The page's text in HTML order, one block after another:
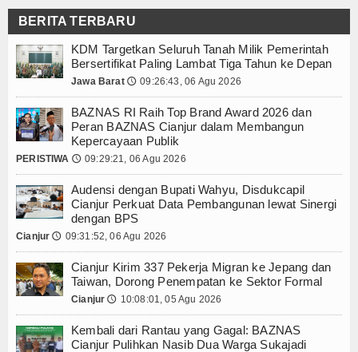
Hukum
Nasional
Pendidikan
Politik
Dunia Islam
Download
Gallery
Agenda
Forum
Register
Kembali dari Rantau yang Gagal:
Cianjur Kirim 337 Pekerja Migran ke
LKBH Abdullah Bin Nuh Resmi Berdiri, IAI
Isfhan Taufik Munggaran Tunjukkan Soal
Diskominfo Cianjur Tegaskan Pakta
Audensi dengan Bupati Wahyu,
BAZNAS RI Raih Top Brand Award 2026
KDM Targetkan Seluruh Tanah Milik
Kembali dari Rantau yang Gagal:
Cianjur Kirim 337 Pekerja Migran ke
LKBH Abdullah Bin Nuh Resmi Berdiri, IAI
Diskominfo Cianjur Tegaskan Pakta
DPRD Cianjur Percepat Proses APBD
Audensi dengan Bupati Wahyu,
BAZNAS RI Raih Top Brand Award 2026
BERITA TERBARU
KDM Targetkan Seluruh Tanah Milik Pemerintah
Bersertifikat Paling Lambat Tiga Tahun ke Depan
Jawa Barat 🕔 09:26:43, 06 Agu 2026
BAZNAS RI Raih Top Brand Award 2026 dan
Peran BAZNAS Cianjur dalam Membangun
Kepercayaan Publik
PERISTIWA 🕔 09:29:21, 06 Agu 2026
Audensi dengan Bupati Wahyu, Disdukcapil
Cianjur Perkuat Data Pembangunan lewat Sinergi
dengan BPS
Cianjur 🕔 09:31:52, 06 Agu 2026
Cianjur Kirim 337 Pekerja Migran ke Jepang dan
Taiwan, Dorong Penempatan ke Sektor Formal
Cianjur 🕔 10:08:01, 05 Agu 2026
Kembali dari Rantau yang Gagal: BAZNAS
Cianjur Pulihkan Nasib Dua Warga Sukajadi